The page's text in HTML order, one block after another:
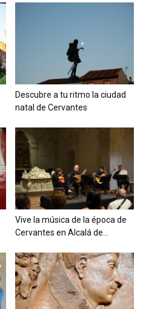
Descubre a tu ritmo la ciudad
natal de Cervantes
Vive la música de la época de
Cervantes en Alcalá de...